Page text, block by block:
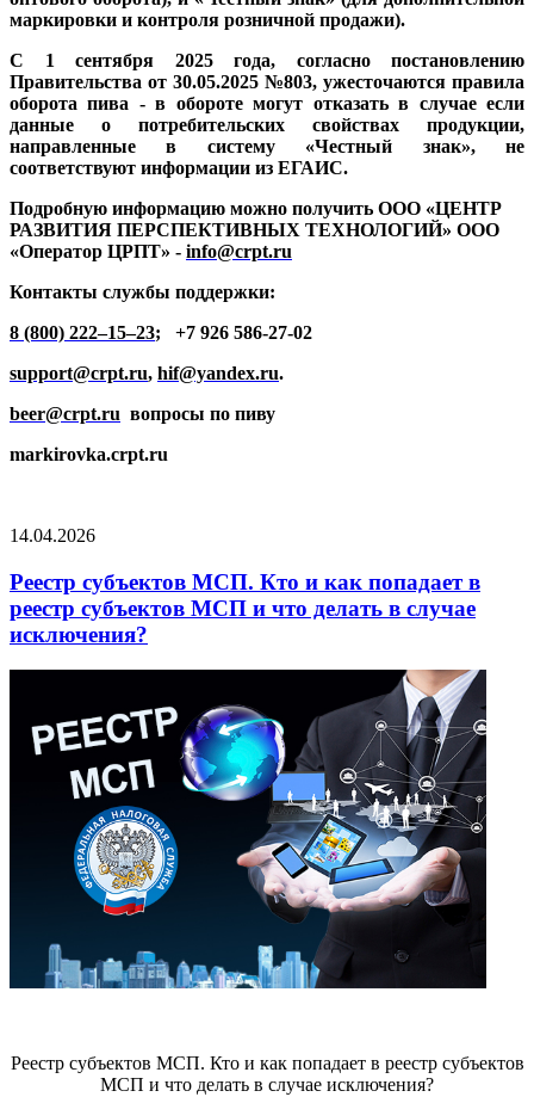
маркировки и контроля розничной продажи).
С 1 сентября 2025 года, согласно постановлению
Правительства от 30.05.2025 №803, ужесточаются правила
оборота пива - в обороте могут отказать в случае если
данные о потребительских свойствах продукции,
направленные в систему «Честный знак», не
соответствуют информации из ЕГАИС.
Подробную информацию можно получить ООО «ЦЕНТР
РАЗВИТИЯ ПЕРСПЕКТИВНЫХ ТЕХНОЛОГИЙ» ООО
«Оператор ЦРПТ» - info@crpt.ru
Контакты службы поддержки:
8 (800) 222–15–23;
+7 926 586-27-02
support@crpt.ru, hif@yandex.ru.
beer@crpt.ru вопросы по пиву
markirovka.crpt.ru
14.04.2026
Реестр субъектов МСП. Кто и как попадает в
реестр субъектов МСП и что делать в случае
исключения?
Реестр субъектов МСП. Кто и как попадает в реестр субъектов
МСП и что делать в случае исключения?